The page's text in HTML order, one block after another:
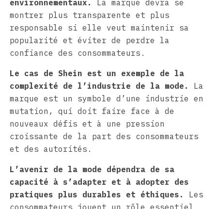
environnementaux.
La marque devra se
montrer plus transparente et plus
responsable si elle veut maintenir sa
popularité et éviter de perdre la
confiance des consommateurs.
Le cas de Shein est un exemple de la
complexité de l’industrie de la mode.
La
marque est un symbole d’une industrie en
mutation, qui doit faire face à de
nouveaux défis et à une pression
croissante de la part des consommateurs
et des autorités.
L’avenir de la mode dépendra de sa
capacité à s’adapter et à adopter des
pratiques plus durables et éthiques.
Les
consommateurs jouent un rôle essentiel